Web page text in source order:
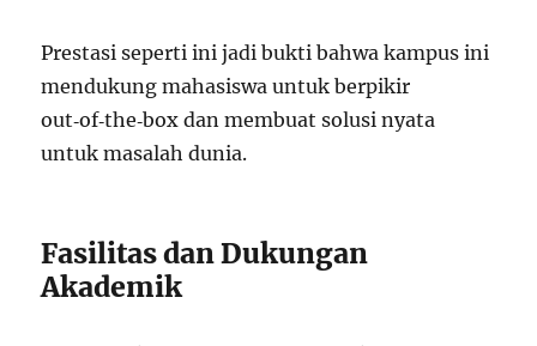
Prestasi seperti ini jadi bukti bahwa kampus ini
mendukung mahasiswa untuk berpikir
out‑of‑the‑box dan membuat solusi nyata
untuk masalah dunia.
Fasilitas dan Dukungan
Akademik